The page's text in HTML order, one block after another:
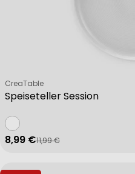
Speiseteller Session
Verkäufer:
CreaTable
Verkaufspreis
8,99 €
Regulärer Preis
11,99 €